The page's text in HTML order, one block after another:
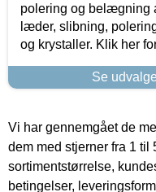
polering og belægning
læder, slibning,
og krystaller. Klik her
Se
Vi har gennemgået de
dem med stjerner fra 1 til
sortimentstørrelse,
betingelser,